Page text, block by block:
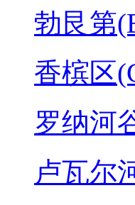
勃艮第
香槟区
罗纳河
卢瓦尔